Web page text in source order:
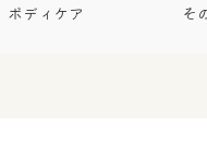
ボディケア そ